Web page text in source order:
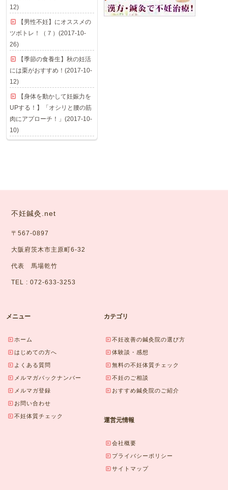
12)
【男性不妊】にオススメの
ツボトレ！（７）(2017-10-
26)
【季節の食養生】秋の妊活
には栗がおすすめ！(2017-10-
12)
【身体を動かして妊娠力を
UPする！】「オシリと腰の筋
肉にアプローチ！」(2017-10-
10)
不妊鍼灸.net
〒567-0897
大阪府茨木市主原町6-32
代表 馬場乾竹
TEL : 072-633-3253
メニュー
ホーム
はじめての方へ
よくある質問
メルマガバックナンバー
メルマガ登録
お問い合わせ
不妊体質チェック
カテゴリ
不妊改善の鍼灸院の選び方
体験談・感想
無料の不妊体質チェック
不妊のご相談
おすすめ鍼灸院のご紹介
運営元情報
会社概要
プライバシーポリシー
サイトマップ